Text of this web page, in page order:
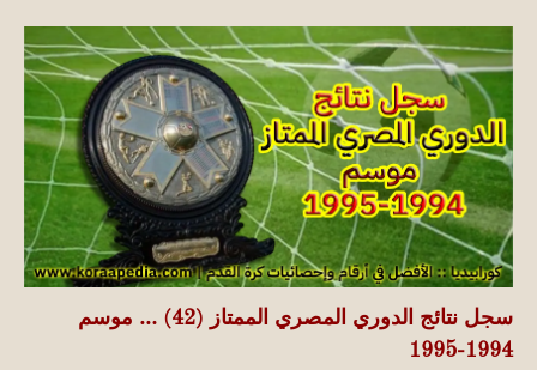
سجل نتائج الدوري المصري الممتاز (42) … موسم
1994-1995